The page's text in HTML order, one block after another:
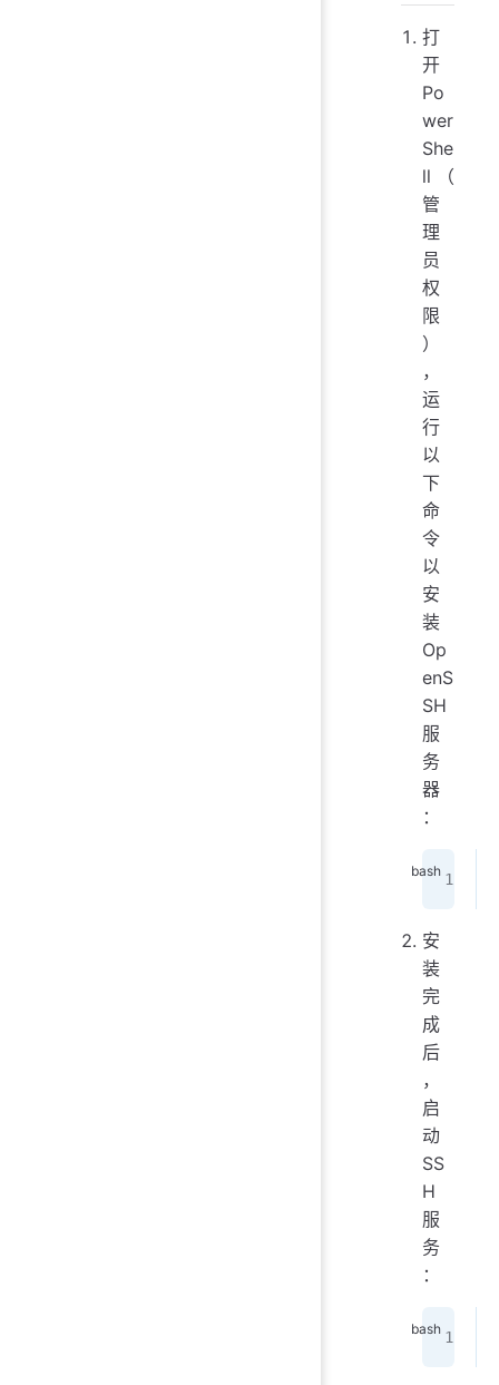
打
开
Po
wer
She
ll（
管
理
员
权
限
）
，
运
行
以
下
命
令
以
安
装
Op
enS
SH
服
务
器
：
安
装
完
成
后
，
启
动
SS
H
服
务
：